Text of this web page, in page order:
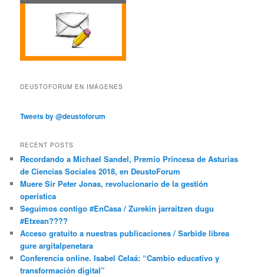
DEUSTOFORUM EN IMÁGENES
Tweets by @deustoforum
RECENT POSTS
Recordando a Michael Sandel, Premio Princesa de Asturias
de Ciencias Sociales 2018, en DeustoForum
Muere Sir Peter Jonas, revolucionario de la gestión
operística
Seguimos contigo #EnCasa / Zurekin jarraitzen dugu
#Etxean????
Acceso gratuito a nuestras publicaciones / Sarbide librea
gure argitalpenetara
Conferencia online. Isabel Celaá: “Cambio educativo y
transformación digital”